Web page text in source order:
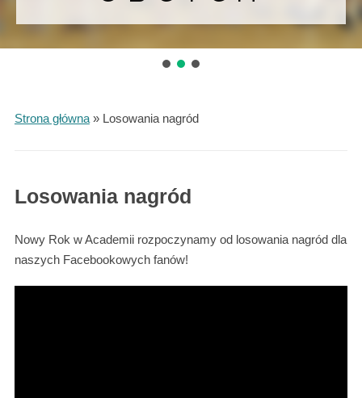
Strona główna» Losowania nagród
Losowania nagród
Nowy Rok w Academii rozpoczynamy od losowania nagród dla
naszych Facebookowych fanów!